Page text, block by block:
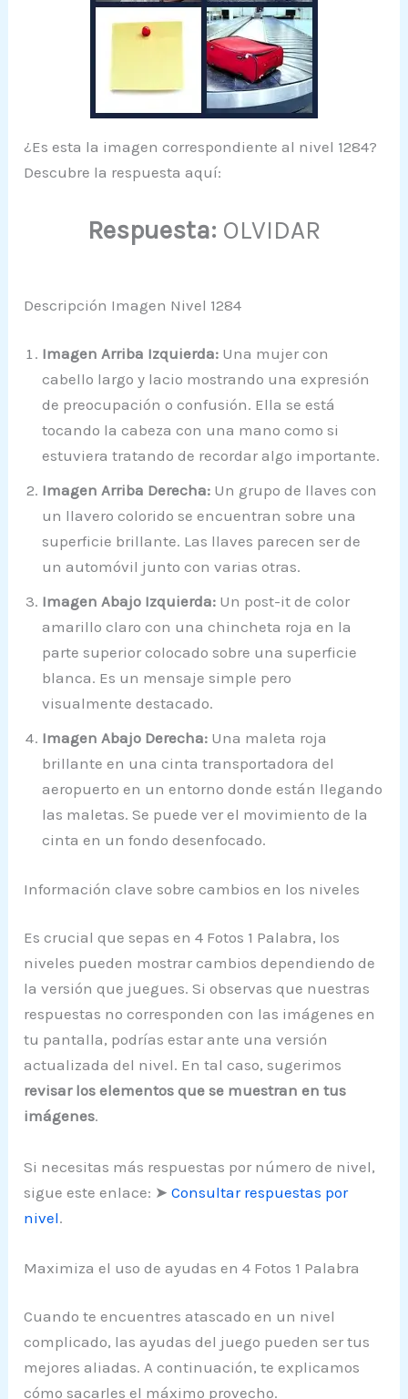
¿Es esta la imagen correspondiente al nivel 1284?
Descubre la respuesta aquí:
Respuesta: OLVIDAR
Descripción Imagen Nivel 1284
Imagen Arriba Izquierda: Una mujer con
cabello largo y lacio mostrando una expresión
de preocupación o confusión. Ella se está
tocando la cabeza con una mano como si
estuviera tratando de recordar algo importante.
Imagen Arriba Derecha: Un grupo de llaves con
un llavero colorido se encuentran sobre una
superficie brillante. Las llaves parecen ser de
un automóvil junto con varias otras.
Imagen Abajo Izquierda: Un post-it de color
amarillo claro con una chincheta roja en la
parte superior colocado sobre una superficie
blanca. Es un mensaje simple pero
visualmente destacado.
Imagen Abajo Derecha: Una maleta roja
brillante en una cinta transportadora del
aeropuerto en un entorno donde están llegando
las maletas. Se puede ver el movimiento de la
cinta en un fondo desenfocado.
Información clave sobre cambios en los niveles
Es crucial que sepas en 4 Fotos 1 Palabra, los
niveles pueden mostrar cambios dependiendo de
la versión que juegues. Si observas que nuestras
respuestas no corresponden con las imágenes en
tu pantalla, podrías estar ante una versión
actualizada del nivel. En tal caso, sugerimos
revisar los elementos que se muestran en tus
imágenes.
Si necesitas más respuestas por número de nivel,
sigue este enlace: ➤Consultar respuestas por
nivel.
Maximiza el uso de ayudas en 4 Fotos 1 Palabra
Cuando te encuentres atascado en un nivel
complicado, las ayudas del juego pueden ser tus
mejores aliadas. A continuación, te explicamos
cómo sacarles el máximo provecho.